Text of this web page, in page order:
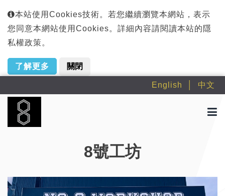
本站使用Cookies技術。若您繼續瀏覽本網站，表示
您同意本網站使用Cookies。詳細內容請閱讀本站的隱
私權政策。
了解更多 關閉
English 中文
8號工坊